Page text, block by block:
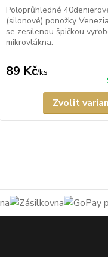
Poloprůhledné
(silonové) ponožky
se zesílenou špičkou
mikrovlákna.
89 Kč/ks
Zvolit